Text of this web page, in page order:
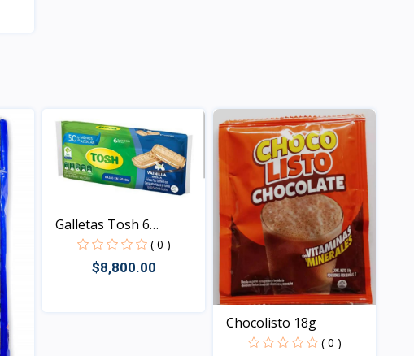
Galletas Tosh 6
paquete...
( 0 )
$8,800.00
Chocolisto 18g
( 0 )